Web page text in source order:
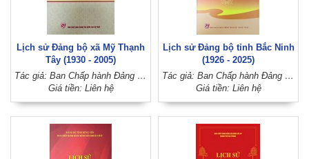
Lịch sử Đảng bộ xã Mỹ Thạnh
Tây (1930 - 2005)
Tác giả: Ban Chấp hành Đảng bộ xã Mỹ Thạnh Tây (Huyện ủy Đức Huệ, tỉnh Long An)
Giá tiền: Liên hệ
Lịch sử Đảng bộ tỉnh Bắc Ninh
(1926 - 2025)
Tác giả: Ban Chấp hành Đảng bộ tỉnh Bắc Ninh
Giá tiền: Liên hệ